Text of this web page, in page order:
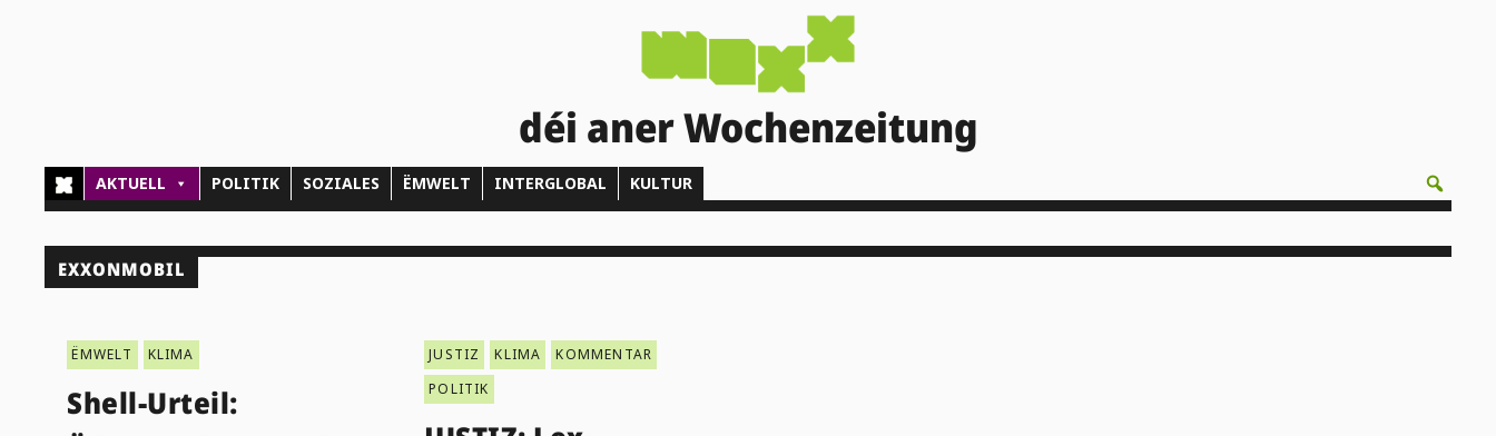
déi aner Wochenzeitung
AKTUELL POLITIK SOZIALES ËMWELT INTERGLOBAL KULTUR
EXXONMOBIL
ËMWELT KLIMA
Shell-Urteil:
JUSTIZ KLIMA
KOMMENTAR
POLITIK